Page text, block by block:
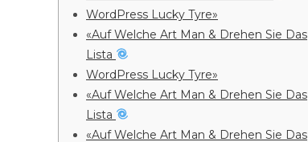
WordPress Lucky Tyre»
«Auf Welche Art Man & Drehen Sie Das
Lista
WordPress Lucky Tyre»
«Auf Welche Art Man & Drehen Sie Das
Lista
«Auf Welche Art Man & Drehen Sie Das